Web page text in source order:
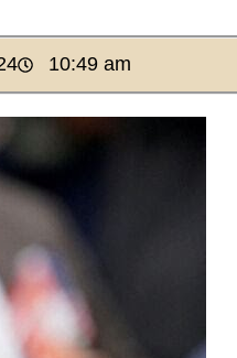
10:49 am